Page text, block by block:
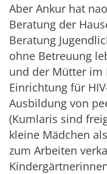
Aber Ankur hat
Beratung der
Beratung
ohne Betreuung
und der Mütter im
Einrichtung für
Ausbildung von
(Kumlaris sind
kleine Mädchen
zum Arbeiten